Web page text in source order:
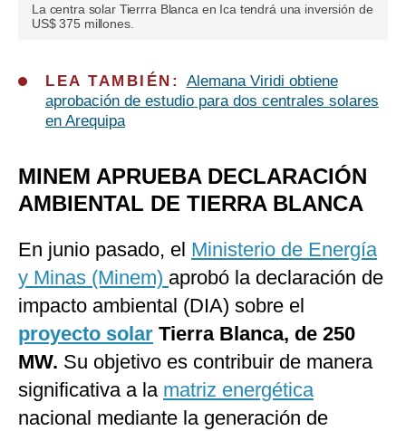
La centra solar Tierrra Blanca en Ica tendrá una inversión de
US$ 375 millones.
LEA TAMBIÉN: Alemana Viridi obtiene
aprobación de estudio para dos centrales solares
en Arequipa
MINEM APRUEBA DECLARACIÓN
AMBIENTAL DE TIERRA BLANCA
En junio pasado, el Ministerio de Energía
y Minas (Minem) aprobó la declaración de
impacto ambiental (DIA) sobre el
proyecto solar Tierra Blanca, de 250
MW. Su objetivo es contribuir de manera
significativa a la matriz energética
nacional mediante la generación de